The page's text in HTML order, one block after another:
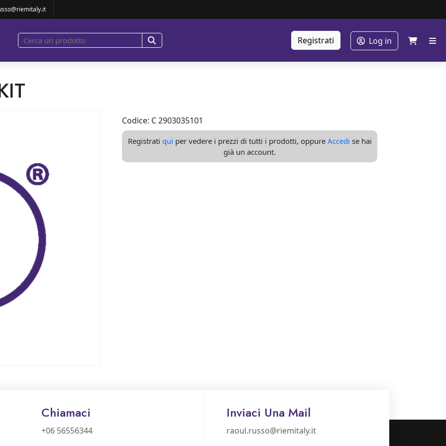
Registrati Log in
KIT
Codice: C 2903035101
Registrati qui per vedere i prezzi di tutti i prodotti, oppure Accedi se hai
già un account.
Chiamaci
+06 56556344
Inviaci Una Mail
raoul.russo@riemitaly.it